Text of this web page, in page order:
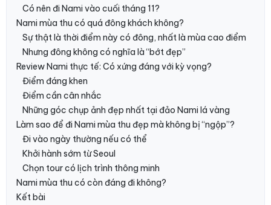
Có nên đi Nami vào cuối tháng 11?
Nami mùa thu có quá đông khách không?
Sự thật là thời điểm này có đông, nhất là mùa cao điểm
Nhưng đông không có nghĩa là “bớt đẹp”
Review Nami thực tế: Có xứng đáng với kỳ vọng?
Điểm đáng khen
Điểm cần cân nhắc
Những góc chụp ảnh đẹp nhất tại đảo Nami lá vàng
Làm sao để đi Nami mùa thu đẹp mà không bị “ngộp”?
Đi vào ngày thường nếu có thể
Khởi hành sớm từ Seoul
Chọn tour có lịch trình thông minh
Nami mùa thu có còn đáng đi không?
Kết bài